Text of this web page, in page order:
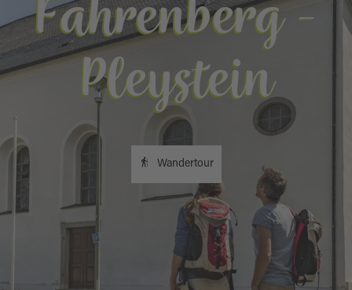
Fahrenberg -
Pleystein
Wandertour